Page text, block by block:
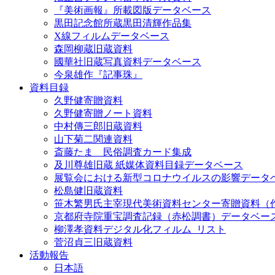
『美術画報』所載図版データベース
黒田記念館所蔵黒田清輝作品集
X線フィルムデータベース
森岡柳蔵旧蔵資料
國華社旧蔵写真資料データベース
今泉雄作『記事珠』
資料目録
久野健寄贈資料
久野健寄贈ノート資料
中村傳三郎旧蔵資料
山下菊二関連資料
斎藤たま 民俗調査カード集成
及川尊雄旧蔵 紙媒体資料目録データベース
展覧会における新型コロナウイルスの影響データ
松島健旧蔵資料
笹木繁男氏主宰現代美術資料センター寄贈資料（
京都府寺院重宝調査記録（赤松調書）データベー
柳澤孝資料デジタル化フィルム_リスト
菅沼貞三旧蔵資料
活動報告
日本語